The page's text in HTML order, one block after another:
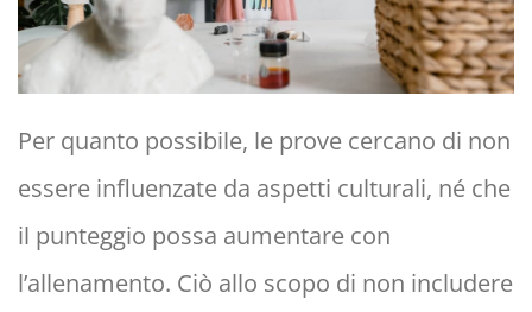
Per quanto possibile, le prove cercano di non
essere influenzate da aspetti culturali, né che
il punteggio possa aumentare con
l’allenamento. Ciò allo scopo di non includere